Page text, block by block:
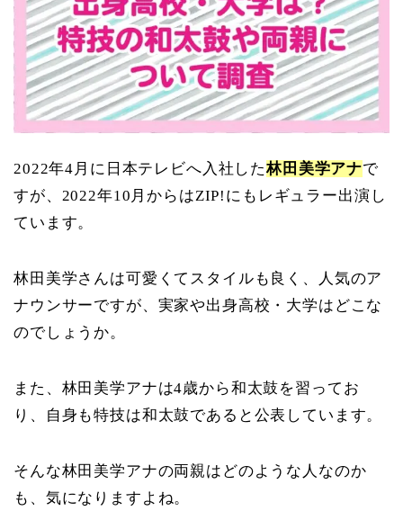
2022年4月に日本テレビへ入社した林田美学アナで
すが、2022年10月からはZIP!にもレギュラー出演し
ています。
林田美学さんは可愛くてスタイルも良く、人気のア
ナウンサーですが、実家や出身高校・大学はどこな
のでしょうか。
また、林田美学アナは4歳から和太鼓を習ってお
り、自身も特技は和太鼓であると公表しています。
そんな林田美学アナの両親はどのような人なのか
も、気になりますよね。